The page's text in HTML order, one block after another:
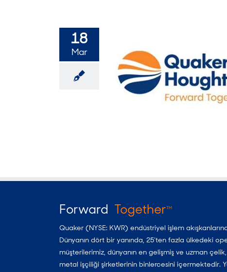
18
Mar
Forward TogetherTM
Quaker (NYSE: KWR) endüstriyel işlem
Dünyanın dört bir yanında, 25’ten fazla ülkedeki
müşterilerimiz, dünyanın en gelişmiş ve uzman
metal işçiliği şirketlerinin binlercesini içermektedir.